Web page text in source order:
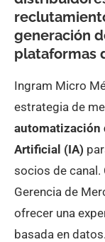
generación
plataformas
Ingram Micro
estrategia de
automatización
Artificial (IA)
socios de canal.
Gerencia de
ofrecer una
basada en datos.